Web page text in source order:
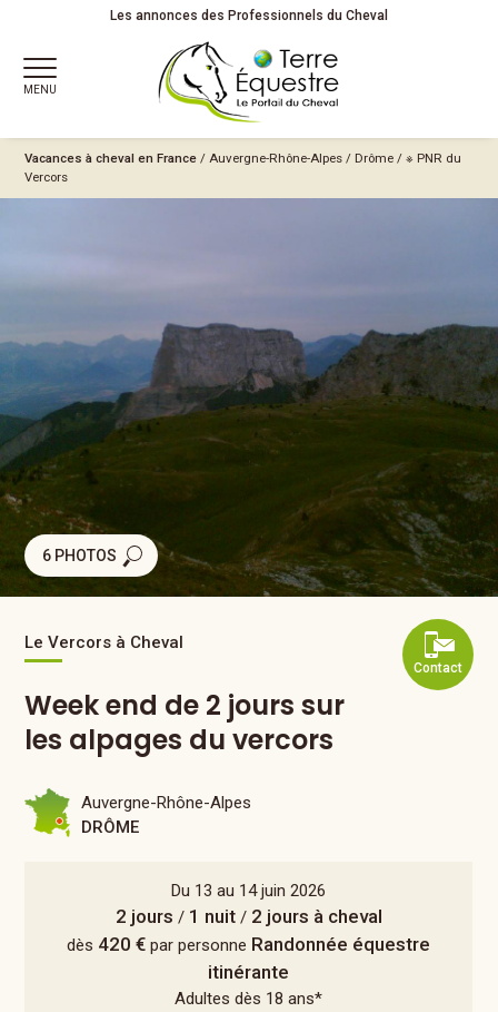
Les annonces des Professionnels du Cheval
MENU
Vacances à cheval en France /Auvergne-Rhône-Alpes / Drôme /※ PNR du
Vercors
6 PHOTOS
Contact
Le Vercors à Cheval
Week end de 2 jours sur
les alpages du vercors
Du 13 au 14 juin 2026
2 jours / 1 nuit/ 2 jours à cheval
dès 420 € par personne Randonnée équestre
itinérante
Adultes dès 18 ans*
Auvergne-Rhône-Alpes
DRÔME